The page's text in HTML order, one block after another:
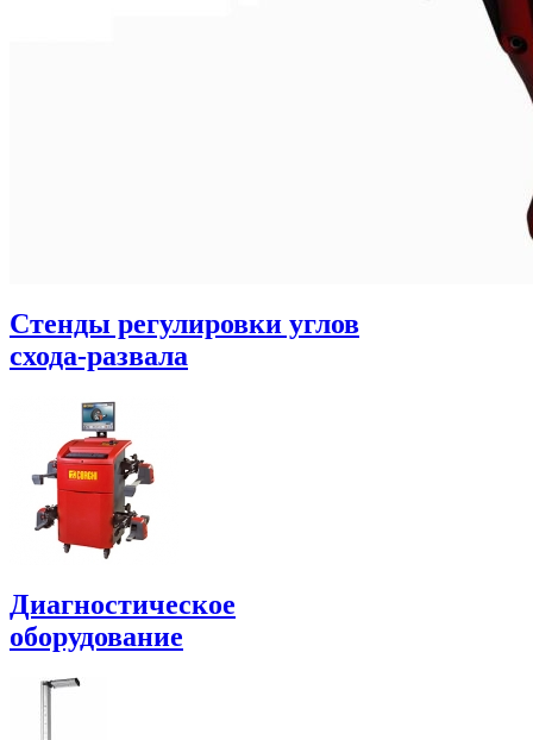
Стенды регулировки углов
схода-развала
Диагностическое
оборудование